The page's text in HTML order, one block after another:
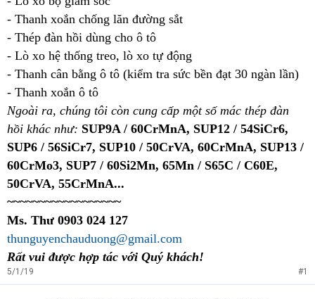
- Thanh xoắn chống lăn đường sắt
- Thép đàn hồi dùng cho ô tô
- Lò xo hệ thống treo, lò xo tự động
- Thanh cân bằng ô tô (kiểm tra sức bền đạt 30 ngàn lần)
- Thanh xoắn ô tô
Ngoài ra, chúng tôi còn cung cấp một số mác thép đàn
hồi khác như: SUP9A / 60CrMnA, SUP12 / 54SiCr6,
SUP6 / 56SiCr7, SUP10 / 50CrVA, 60CrMnA, SUP13 /
60CrMo3, SUP7 / 60Si2Mn, 65Mn / S65C / C60E,
50CrVA, 55CrMnA...
~~~~~~~~~~~~~~~~~~
Ms. Thư 0903 024 127
thunguyenchauduong@gmail.com
Rất vui được hợp tác với Quý khách!
5/1/19 #1